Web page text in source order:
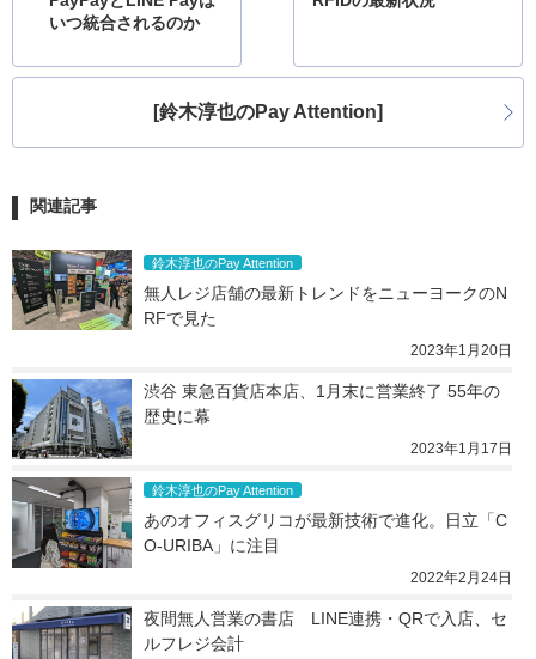
いつ統合されるのか
[鈴木淳也のPay Attention]
関連記事
鈴木淳也のPay Attention
無人レジ店舗の最新トレンドをニューヨークのN
RFで見た
2023年1月20日
渋谷 東急百貨店本店、1月末に営業終了 55年の
歴史に幕
2023年1月17日
鈴木淳也のPay Attention
あのオフィスグリコが最新技術で進化。日立「C
O-URIBA」に注目
2022年2月24日
夜間無人営業の書店　LINE連携・QRで入店、セ
ルフレジ会計